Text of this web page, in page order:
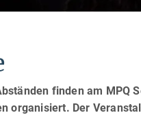
finden am MPQ
organisiert. Der